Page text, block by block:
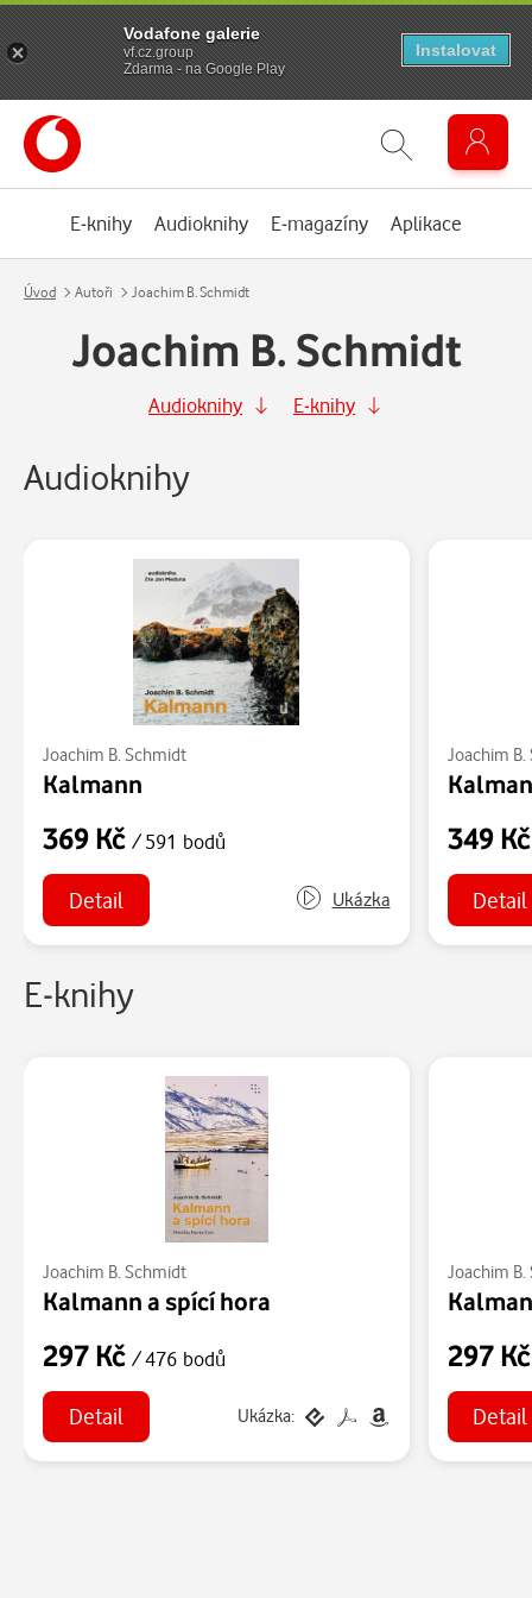
E-knihy Audioknihy E-magazíny Aplikace
Úvod Autoři Joachim B. Schmidt
Joachim B. Schmidt
Audioknihy E-knihy
Audioknihy
Joachim B. Schmidt
Kalmann
369 Kč / 591 bodů
Detail Ukázka
Joachim
349
Detail
E-knihy
Joachim B. Schmidt
Kalmann a spící hora
297 Kč / 476 bodů
Detail Ukázka:
Joachim
297
Detail
Vodafone galerie
vf.cz.group
Zdarma - na Google Play
Instalovat